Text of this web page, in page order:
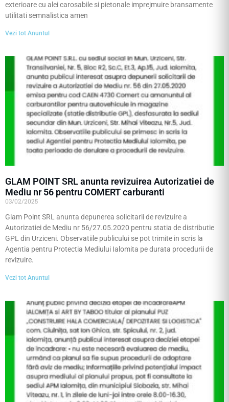
exterioare cu alei carosabile si pietonale imprejmuire bransamente
utilitati semnalistica amen
Vezi tot Anuntul
GLAM POINT SRL anunta revizuirea Autorizatiei de
Mediu nr 56 pentru COMERT carburanti
03/02/2025
Glam Point SRL anunta depunerea solicitarii de revizuire a
Autorizatiei de Mediu nr 56/27.05.2020 pentru statia de distributie
GPL din Urziceni. Observatiile publicului se pot trimite in scris la
Agentia pentru Protectia Mediului Ialomita pe durata procedurii de
revizuire.
Vezi tot Anuntul